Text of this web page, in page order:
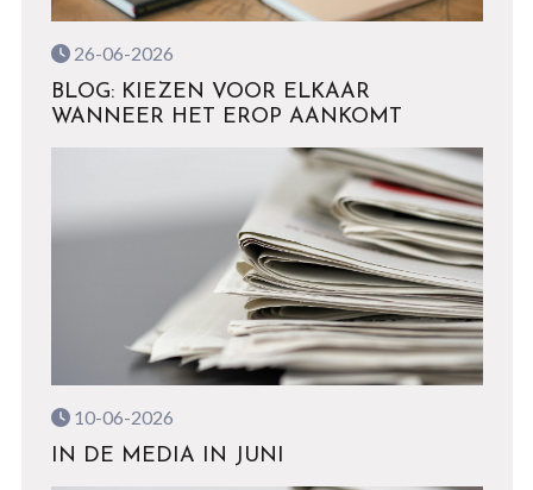
26-06-2026
BLOG: KIEZEN VOOR ELKAAR
WANNEER HET EROP AANKOMT
10-06-2026
IN DE MEDIA IN JUNI